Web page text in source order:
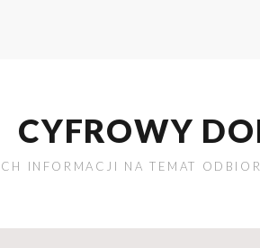
CYFROWY
INFORMACJI NA TEMAT